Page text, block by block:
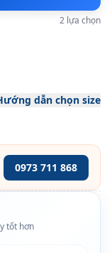
2 lựa chọn
dẫn chọn size
0973 711 868
tốt hơn